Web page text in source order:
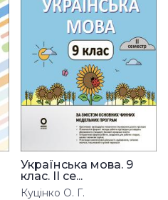
Українська мова. 9
клас. ІІ се...
Куцінко О. Г.